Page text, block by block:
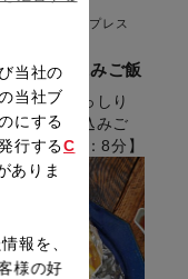
ーミー エクスプレス
内蔵）
の炊き込みご飯
ま味がぎっしり
秋の炊き込みご
飯です。 【準備時間：8分】
当社の
当社ブ
にする
行するC
ありま
報を、
様の好